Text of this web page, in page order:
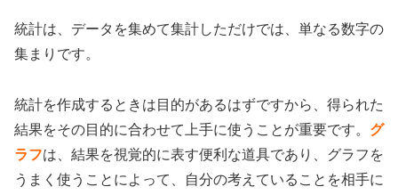
統計は、データを集めて集計しただけでは、単なる数字の
集まりです。
統計を作成するときは目的があるはずですから、得られた
結果をその目的に合わせて上手に使うことが重要です。 グ
ラフは、結果を視覚的に表す便利な道具であり、グラフを
うまく使うことによって、自分の考えていることを相手に